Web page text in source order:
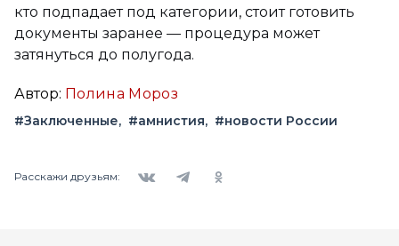
кто подпадает под категории, стоит готовить
документы заранее — процедура может
затянуться до полугода.
Автор: Полина Мороз
#Заключенные #амнистия #новости России
Расскажи друзьям: